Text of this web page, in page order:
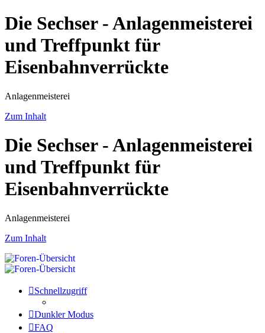
Die Sechser - Anlagenmeisterei
und Treffpunkt für
Eisenbahnverrückte
Anlagenmeisterei
Zum Inhalt
Die Sechser - Anlagenmeisterei
und Treffpunkt für
Eisenbahnverrückte
Anlagenmeisterei
Zum Inhalt
Schnellzugriff
Dunkler Modus
FAQ